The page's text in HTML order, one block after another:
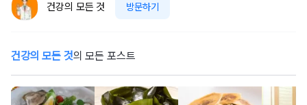
건강의 모든 것 방문하기
건강의 모든 것의 모든 포스트